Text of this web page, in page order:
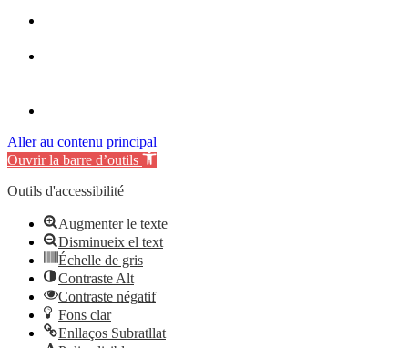
Aller au contenu principal
Ouvrir la barre d’outils
Outils d'accessibilité
Augmenter le texte
Disminueix el text
Échelle de gris
Contraste Alt
Contraste négatif
Fons clar
Enllaços Subratllat